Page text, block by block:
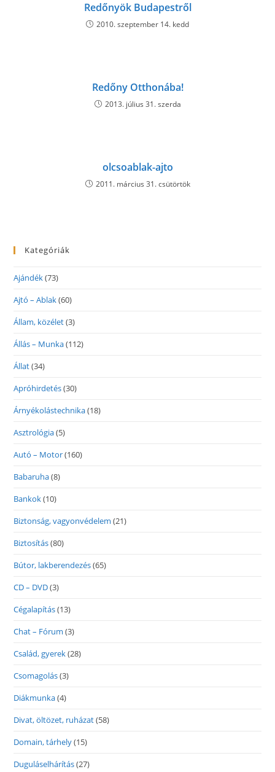
Redőnyök Budapestről
2010. szeptember 14. kedd
Redőny Otthonába!
2013. július 31. szerda
olcsoablak-ajto
2011. március 31. csütörtök
Kategóriák
Ajándék(73)
Ajtó – Ablak(60)
Állam, közélet(3)
Állás – Munka(112)
Állat(34)
Apróhirdetés(30)
Árnyékolástechnika(18)
Asztrológia(5)
Autó – Motor(160)
Babaruha(8)
Bankok(10)
Biztonság, vagyonvédelem (21)
Biztosítás(80)
Bútor, lakberendezés(65)
CD – DVD(3)
Cégalapítás(13)
Chat – Fórum (3)
Család, gyerek(28)
Csomagolás(3)
Diákmunka(4)
Divat, öltözet, ruházat(58)
Domain, tárhely(15)
Duguláselhárítás(27)